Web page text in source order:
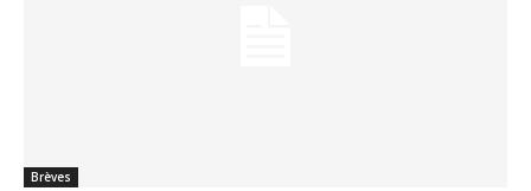
Brèves